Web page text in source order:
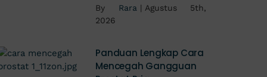
By Rara | Agustus 5th,
2026
Panduan Lengkap Cara
Mencegah Gangguan